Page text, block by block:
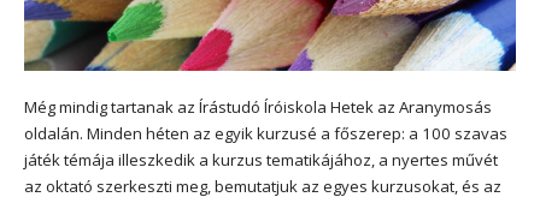
Még mindig tartanak az Írástudó Íróiskola Hetek az Aranymosás
oldalán. Minden héten az egyik kurzusé a főszerep: a 100 szavas
játék témája illeszkedik a kurzus tematikájához, a nyertes művét
az oktató szerkeszti meg, bemutatjuk az egyes kurzusokat, és az